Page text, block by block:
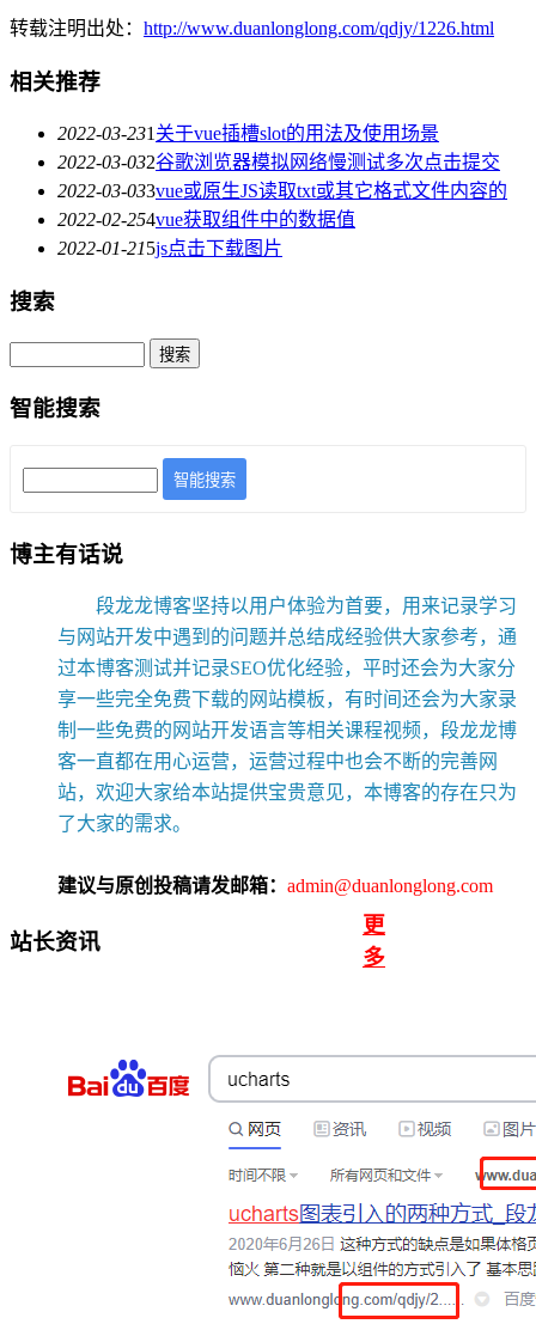
转载注明出处： http://www.duanlonglong.com/qdjy/1226.html
相关推荐
2022-03-231 关于vue插槽slot的用法及使用场景
2022-03-032谷歌浏览器模拟网络慢测试多次点击提交
2022-03-033vue或原生JS读取txt或其它格式文件内容的
2022-02-254vue获取组件中的数据值
2022-01-215js点击下载图片
搜索
智能搜索
智能搜索
博主有话说
段龙龙博客坚持以用户体验为首要，用来记录学习
与网站开发中遇到的问题并总结成经验供大家参考，通
过本博客测试并记录SEO优化经验，平时还会为大家分
享一些完全免费下载的网站模板，有时间还会为大家录
制一些免费的网站开发语言等相关课程视频，段龙龙博
客一直都在用心运营，运营过程中也会不断的完善网
站，欢迎大家给本站提供宝贵意见，本博客的存在只为
了大家的需求。
建议与原创投稿请发邮箱： admin@duanlonglong.com
站长资讯
更
多